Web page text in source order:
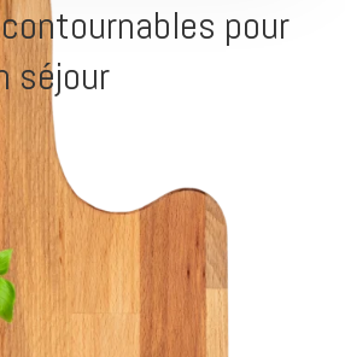
pour
séjour